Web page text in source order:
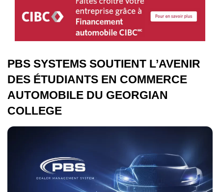
PBS SYSTEMS SOUTIENT L’AVENIR
DES ÉTUDIANTS EN COMMERCE
AUTOMOBILE DU GEORGIAN
COLLEGE